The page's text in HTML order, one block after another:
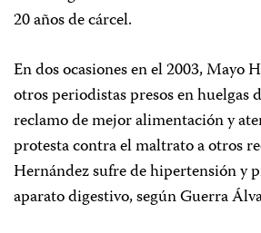
20 años de cárcel.
En dos ocasiones en el 2003, Mayo
otros periodistas presos en huelgas
reclamo de mejor alimentación y
protesta contra el maltrato a otros
Hernández sufre de hipertensión y
aparato digestivo, según Guerra